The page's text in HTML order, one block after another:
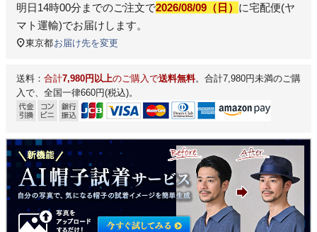
明日14時00分 までのご注文で2026/08/09（日） に宅配便(ヤ
マト運輸)でお届けします。
東京都お届け先を変更
送料： 合計7,980円以上のご購入で送料無料。合計7,980円未満のご購
入で、全国一律660円(税込)。